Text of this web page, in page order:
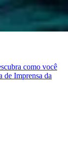
como você
de Imprensa da